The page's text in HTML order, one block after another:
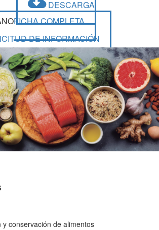
DESCARGA
FICHA COMPLETA
DE INFORMACIÓN
y conservación de alimentos